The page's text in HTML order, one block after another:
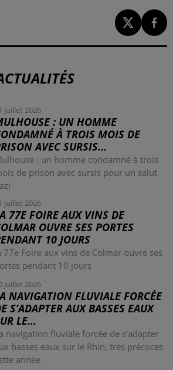
juillet 2026
: UN HOMME
À TROIS MOIS DE
AVEC SURSIS...
: un homme condamné à trois
de prison avec sursis pour un salut
juillet 2026
77E FOIRE AUX VINS DE
OUVRE SES PORTES
10 JOURS
77e Foire aux vins de Colmar ouvre ses
pendant 10 jours
juillet 2026
NAVIGATION FLUVIALE FORCÉE
S’ADAPTER AUX BASSES EAUX
LE...
navigation fluviale forcée de s’adapter
basses eaux sur le Rhin, très précoces
année